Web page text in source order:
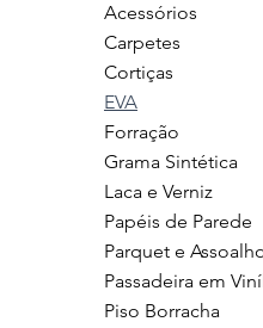
Acessórios
Carpetes
Cortiças
EVA
Forração
Grama Sintética
Laca e Verniz
Papéis de Parede
Parquet e
Passadeira em Viníl
Piso Borracha